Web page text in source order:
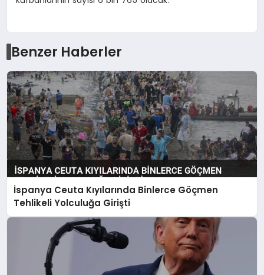
Benzer Haberler
İspanya Ceuta Kıyılarında Binlerce Göçmen
Tehlikeli Yolculuğa Girişti